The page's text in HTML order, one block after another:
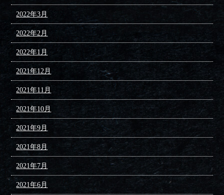
2022年3月
2022年2月
2022年1月
2021年12月
2021年11月
2021年10月
2021年9月
2021年8月
2021年7月
2021年6月